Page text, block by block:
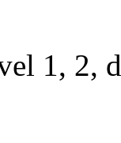
1, 2,